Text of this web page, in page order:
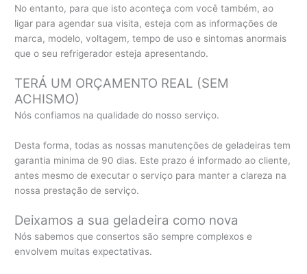
No entanto, para que isto aconteça com você também, ao
ligar para agendar sua visita, esteja com as informações de
marca, modelo, voltagem, tempo de uso e sintomas anormais
que o seu refrigerador esteja apresentando.
TERÁ UM ORÇAMENTO REAL (SEM
ACHISMO)
Nós confiamos na qualidade do nosso serviço.
Desta forma, todas as nossas manutenções de geladeiras tem
garantia minima de 90 dias. Este prazo é informado ao cliente,
antes mesmo de executar o serviço para manter a clareza na
nossa prestação de serviço.
Deixamos a sua geladeira como nova
Nós sabemos que consertos são sempre complexos e
envolvem muitas expectativas.